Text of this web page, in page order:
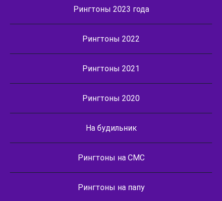
Рингтоны 2023 года
Рингтоны 2022
Рингтоны 2021
Рингтоны 2020
На будильник
Рингтоны на СМС
Рингтоны на папу